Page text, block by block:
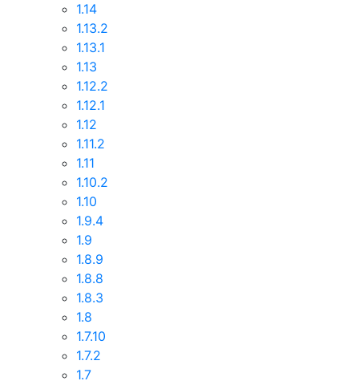
1.14
1.13.2
1.13.1
1.13
1.12.2
1.12.1
1.12
1.11.2
1.11
1.10.2
1.10
1.9.4
1.9
1.8.9
1.8.8
1.8.3
1.8
1.7.10
1.7.2
1.7